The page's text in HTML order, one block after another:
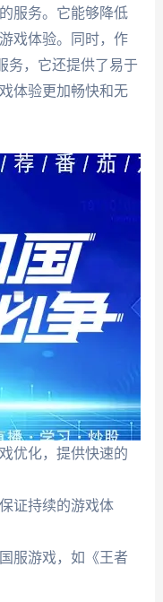
服务。它能够降低
戏体验。同时，作
务，它还提供了易于
体验更加畅快和无
优化，提供快速的
证持续的游戏体
服游戏，如《王者